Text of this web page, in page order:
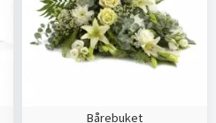
Bårebuket